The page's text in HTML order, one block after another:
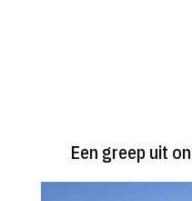
Een greep uit